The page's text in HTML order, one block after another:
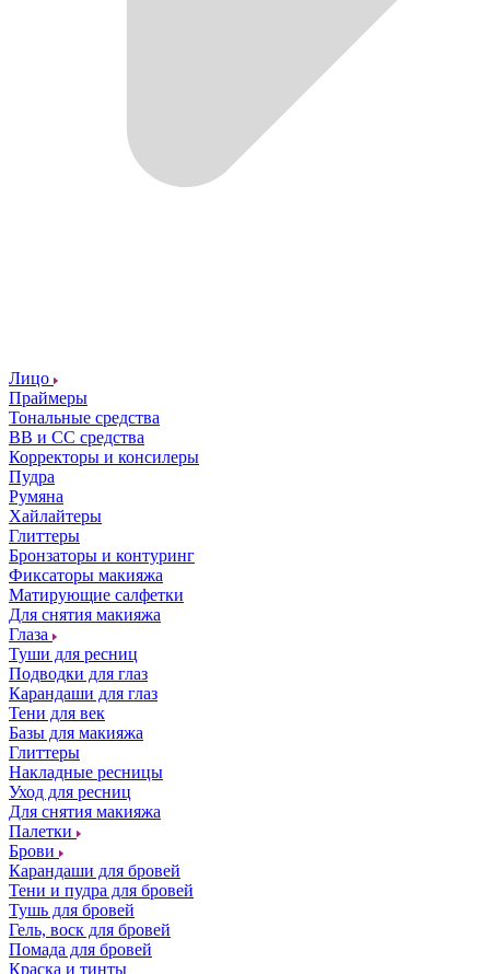
Лицо
Праймеры
Тональные средства
ВВ и СС средства
Корректоры и консилеры
Пудра
Румяна
Хайлайтеры
Глиттеры
Бронзаторы и контуринг
Фиксаторы макияжа
Матирующие салфетки
Для снятия макияжа
Глаза
Туши для ресниц
Подводки для глаз
Карандаши для глаз
Тени для век
Базы для макияжа
Глиттеры
Накладные ресницы
Уход для ресниц
Для снятия макияжа
Палетки
Брови
Карандаши для бровей
Тени и пудра для бровей
Тушь для бровей
Гель, воск для бровей
Помада для бровей
Краска и тинты